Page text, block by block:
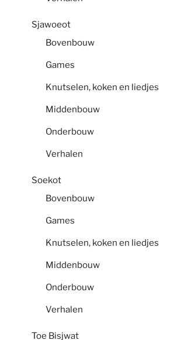
Sjawoeot
Bovenbouw
Games
Knutselen, koken en liedjes
Middenbouw
Onderbouw
Verhalen
Soekot
Bovenbouw
Games
Knutselen, koken en liedjes
Middenbouw
Onderbouw
Verhalen
Toe Bisjwat